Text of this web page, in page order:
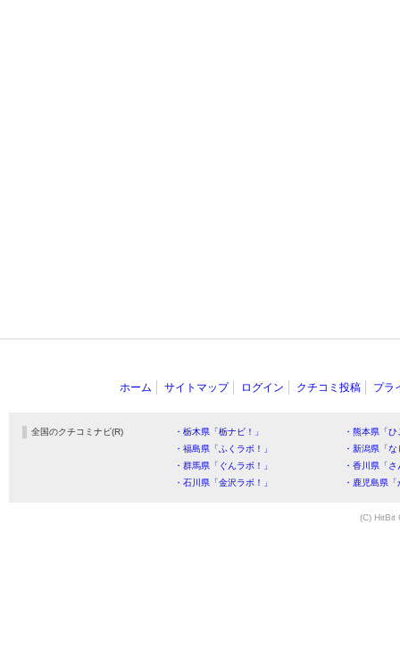
ホーム サイトマップ ログイン クチコミ投稿 プラ
全国のクチコミナビ(R) ・栃木県「栃ナビ！」
・熊本県「
・福島県「ふくラボ！」
・新潟県「
・群馬県「ぐんラボ！」
・香川県「
・石川県「金沢ラボ！」
・鹿児島県
(C) HitBit